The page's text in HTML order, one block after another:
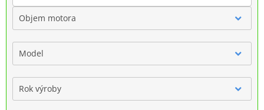
Objem motora
Model
Rok výroby